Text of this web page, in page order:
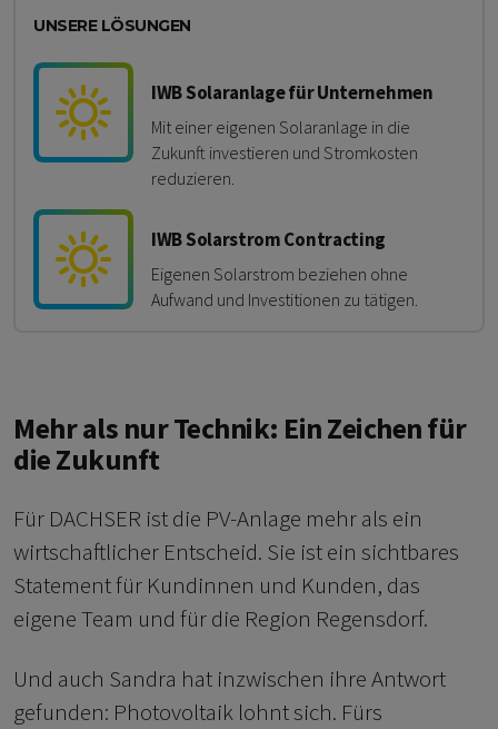
UNSERE LÖSUNGEN
IWB Solaranlage für Unternehmen
Mit einer eigenen Solaranlage in die
Zukunft investieren und Stromkosten
reduzieren.
IWB Solarstrom Contracting
Eigenen Solarstrom beziehen ohne
Aufwand und Investitionen zu tätigen.
Mehr als nur Technik: Ein Zeichen für
die Zukunft
Für DACHSER ist die PV-Anlage mehr als ein
wirtschaftlicher Entscheid. Sie ist ein sichtbares
Statement für Kundinnen und Kunden, das
eigene Team und für die Region Regensdorf.
Und auch Sandra hat inzwischen ihre Antwort
gefunden: Photovoltaik lohnt sich. Fürs